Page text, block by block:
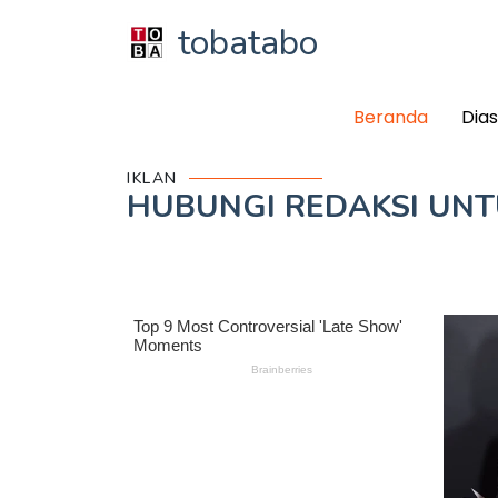
tobatabo
Beranda
IKLAN
HUBUNGI REDAKSI